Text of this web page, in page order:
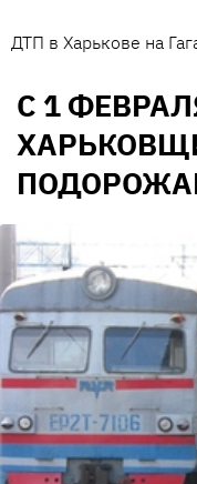
ДТП в Харькове на
С 1